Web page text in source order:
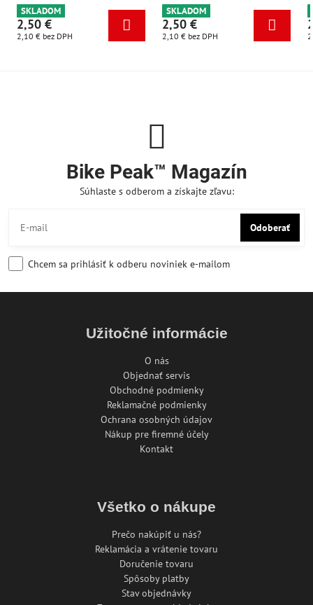
SKLADOM
2,50 €
2,10 € bez DPH
SKLADOM
2,50 €
2,10 € bez DPH
Bike Peak™ Magazín
Súhlaste s odberom a získajte zľavu:
Odoberať
Chcem sa prihlásiť k odberu noviniek e-mailom
Užitočné informácie
O nás
Objednať servis
Obchodné podmienky
Reklamačné podmienky
Ochrana osobných údajov
Nákup pre firemné účely
Kontakt
Všetko o nákupe
Prečo nakúpiť u nás?
Reklamácia a vrátenie tovaru
Doručenie tovaru
Spôsoby platby
Stav objednávky